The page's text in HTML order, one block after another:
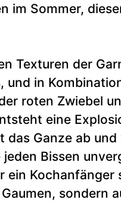
im Sommer,
Texturen der
und in
roten Zwiebel
eine
das Ganze ab
Bissen
ein Kochanfänger
sondern